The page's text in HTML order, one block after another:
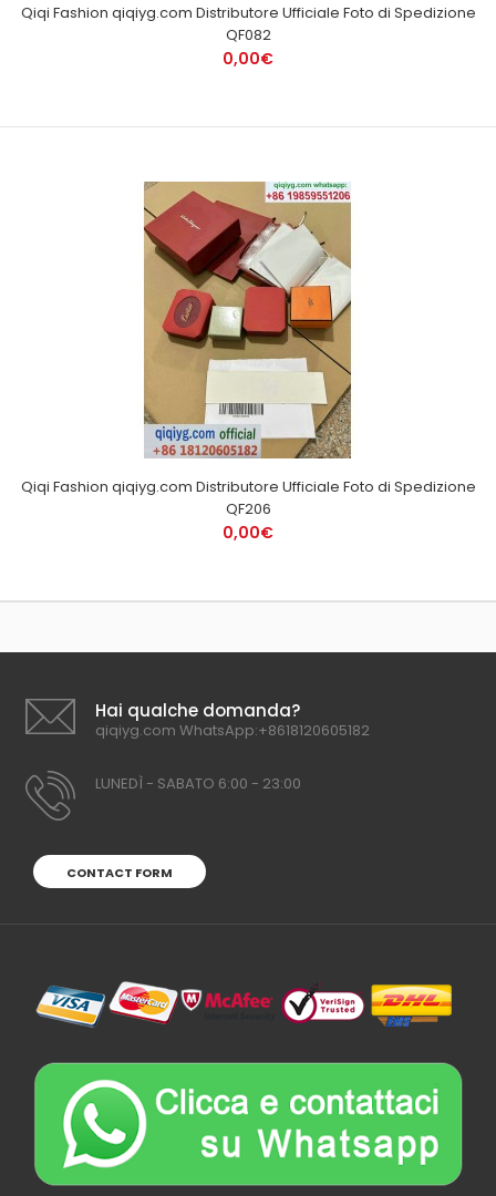
Qiqi Fashion qiqiyg.com Distributore Ufficiale Foto di Spedizione
QF082
0,00€
Qiqi Fashion qiqiyg.com Distributore Ufficiale Foto di Spedizione
QF206
0,00€
Hai qualche domanda?
qiqiyg.com WhatsApp:+8618120605182
LUNEDÌ - SABATO 6:00 - 23:00
CONTACT FORM